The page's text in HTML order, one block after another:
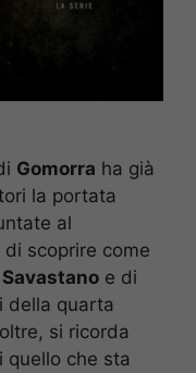
Gomorra ha già
la portata
al
scoprire come
e di
della quarta
si ricorda
quello che sta